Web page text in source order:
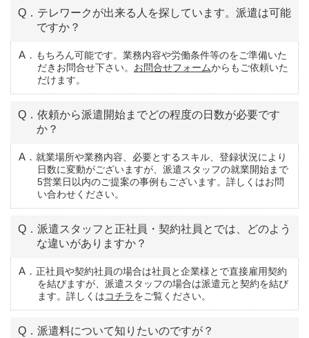
Q．テレワークが出来る人を探しています。派遣は可能
ですか？
A．もちろん可能です。業務内容や労働条件等のをご準備いた
だきお問合せ下さい。 お問合せフォームからもご依頼いた
だけます。
Q．依頼から派遣開始までどの程度の日数が必要です
か？
A．就業場所や業務内容、必要とするスキル、登録状況により
日数に変動がございますが、派遣スタッフの就業開始まで
5営業日以内のご提案の事例もございます。詳しくはお問
い合わせください。
Q．派遣スタッフと正社員・契約社員とでは、どのよう
な違いがありますか？
A．正社員や契約社員の場合は社員と企業様とで直接雇用契約
を結びますが、派遣スタッフの場合は派遣元と契約を結び
ます。詳しくは コチラ をご覧ください。
Q．派遣料について知りたいのですが？